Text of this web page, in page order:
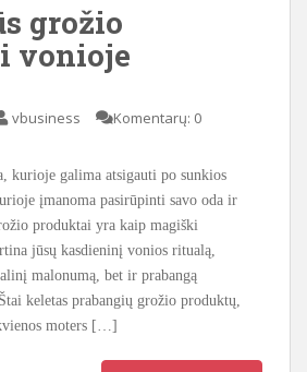
grožio
vonioje
vbusiness Komentarų: 0
kurioje galima atsigauti po sunkios
įmanoma pasirūpinti savo oda ir
produktai yra kaip magiški
jūsų kasdieninį vonios ritualą,
malonumą, bet ir prabangą
keletas prabangių grožio produktų,
moters […]